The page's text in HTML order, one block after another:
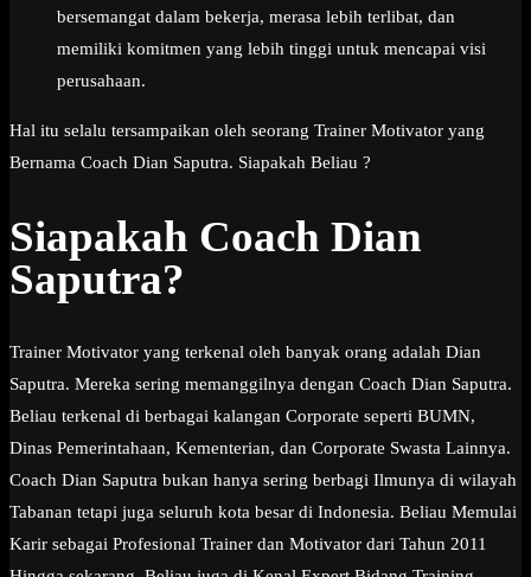
bersemangat dalam bekerja, merasa lebih terlibat, dan
memiliki komitmen yang lebih tinggi untuk mencapai visi
perusahaan.
Hal itu selalu tersampaikan oleh seorang Trainer Motivator yang
Bernama Coach Dian Saputra. Siapakah Beliau ?
Siapakah Coach Dian
Saputra?
Trainer Motivator yang terkenal oleh banyak orang adalah Dian
Saputra. Mereka sering memanggilnya dengan Coach Dian Saputra.
Beliau terkenal di berbagai kalangan Corporate seperti BUMN,
Dinas Pemerintahaan, Kementerian, dan Corporate Swasta Lainnya.
Coach Dian Saputra bukan hanya sering berbagi Ilmunya di wilayah
Tabanan tetapi juga seluruh kota besar di Indonesia. Beliau Memulai
Karir sebagai Profesional Trainer dan Motivator dari Tahun 2011